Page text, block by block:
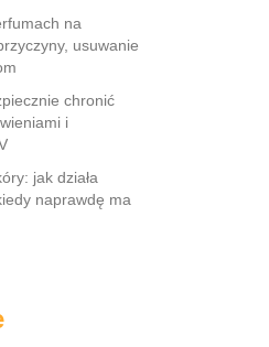
na
usuwanie
chronić
i
jak działa
naprawdę ma